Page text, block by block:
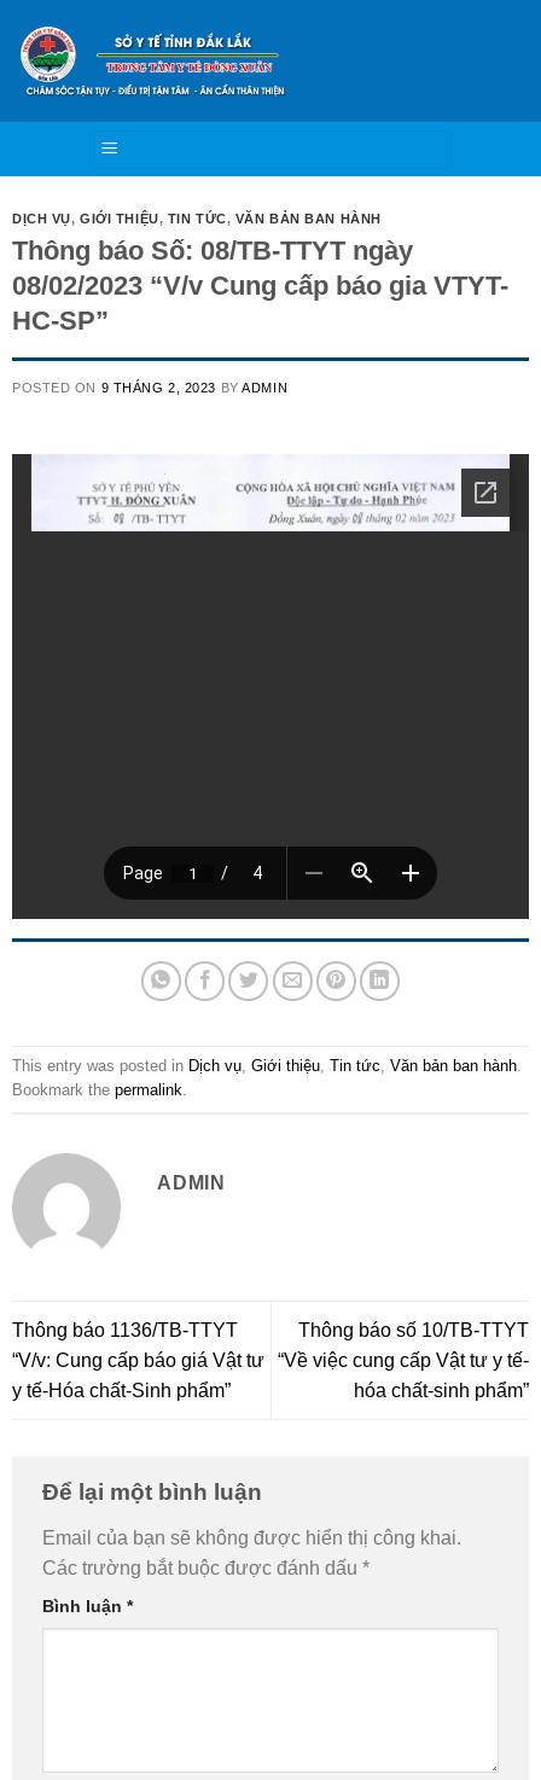
content
DỊCH VỤ,GIỚI THIỆU, TIN TỨC, VĂN BẢN BAN HÀNH
Thông báo Số: 08/TB-TTYT ngày
08/02/2023 “V/v Cung cấp báo gia VTYT-
HC-SP”
POSTED ON 9 THÁNG 2, 2023 BYADMIN
This entry was posted in Dịch vụ, Giới thiệu, Tin tức, Văn bản ban hành.
Bookmark the permalink.
ADMIN
Thông báo 1136/TB-TTYT
“V/v: Cung cấp báo giá Vật tư
y tế-Hóa chất-Sinh phẩm”
Thông báo số 10/TB-TTYT
“Về việc cung cấp Vật tư y tế-
hóa chất-sinh phẩm”
Để lại một bình luận
Email của bạn sẽ không được hiển thị công khai.
Các trường bắt buộc được đánh dấu *
Bình luận *